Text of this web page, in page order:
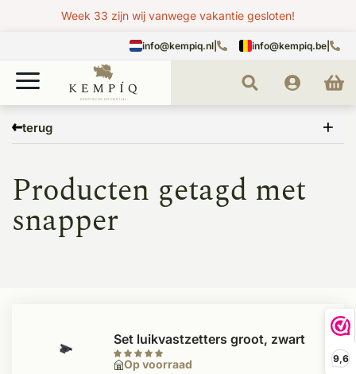
9,6
Week 33 zijn wij vanwege vakantie gesloten!
info@kempiq.nl info@kempiq.be
terug
snapper
Producten getagd met
snapper
Op voorraad
Set luikvastzetters groot, zwart